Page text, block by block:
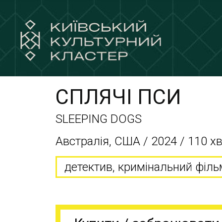
СПЛЯЧІ ПСИ
SLEEPING DOGS
Австралія, США / 2024 / 110 хв
детектив, кримінальний